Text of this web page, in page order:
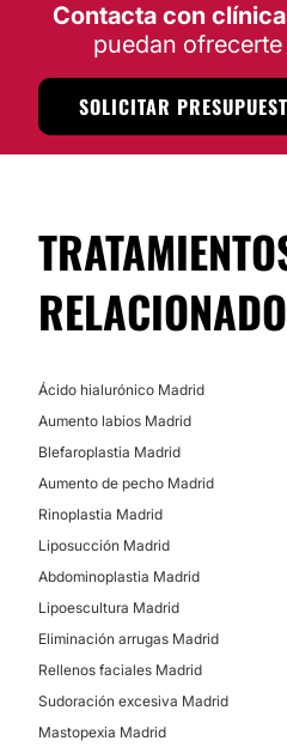
Contacta con
puedan
SOLICITAR
Ácido hialurónico Madrid
Aumento labios Madrid
Blefaroplastia Madrid
Aumento de pecho Madrid
Rinoplastia Madrid
Liposucción Madrid
Abdominoplastia Madrid
Lipoescultura Madrid
Eliminación arrugas Madrid
Rellenos faciales Madrid
Sudoración excesiva Madrid
Mastopexia Madrid